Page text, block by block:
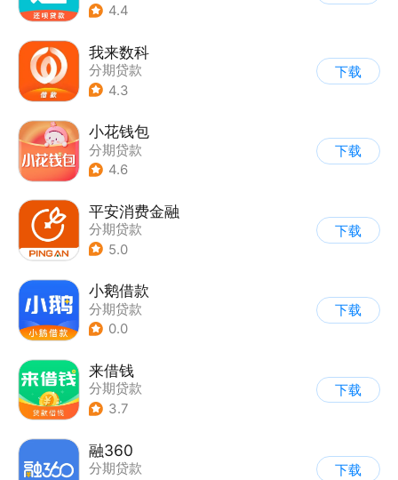
4.4
我来数科
分期贷款
4.3
下载
小花钱包
分期贷款
4.6
下载
平安消费金融
分期贷款
5.0
下载
小鹅借款
分期贷款
0.0
下载
来借钱
分期贷款
3.7
下载
融360
分期贷款
下载